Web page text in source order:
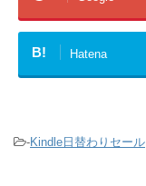
B! Hatena
-Kindle日替わりセール